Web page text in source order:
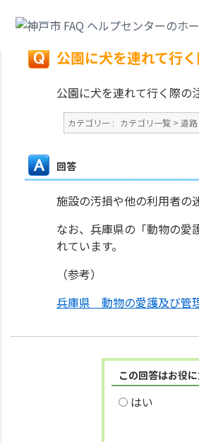
戻る
公園に犬を連れて行
公園に犬を連れて行く際の
カテゴリー : カテゴリ一覧 > 道
回答
施設の汚損や他の利用者の
なお、兵庫県の「動物の愛
れています。
（参考）
兵庫県 動物の愛護及び管
この回答はお役
はい